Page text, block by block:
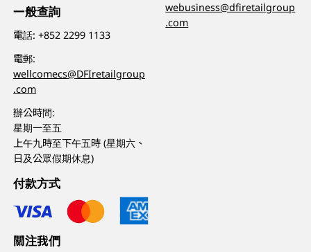
一般查詢
電話:+852 2299 1133
電郵:
wellcomecs@DFIretailgroup
.com
辦公時間:
星期一至五
上午九時至下午五時 (星期六、
日及公眾假期休息)
webusiness@dfiretailgroup
.com
付款方式
關注我們